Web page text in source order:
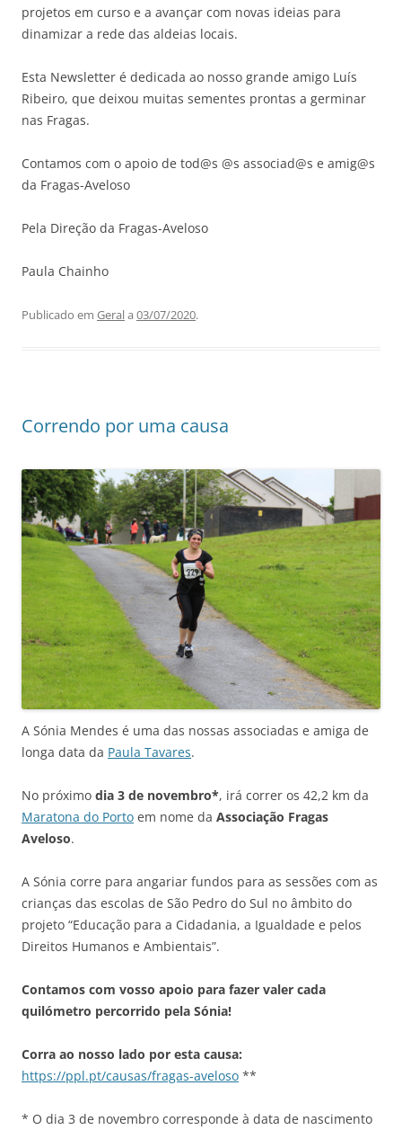
projetos em curso e a avançar com novas ideias para
dinamizar a rede das aldeias locais.
Esta Newsletter é dedicada ao nosso grande amigo Luís
Ribeiro, que deixou muitas sementes prontas a germinar
nas Fragas.
Contamos com o apoio de tod@s @s associad@s e amig@s
da Fragas-Aveloso
Pela Direção da Fragas-Aveloso
Paula Chainho
Publicado em Gerala 03/07/2020.
Correndo por uma causa
A Sónia Mendes é uma das nossas associadas e amiga de
longa data da Paula Tavares.
No próximo dia 3 de novembro*, irá correr os 42,2 km da
Maratona do Porto em nome da Associação Fragas
Aveloso.
A Sónia corre para angariar fundos para as sessões com as
crianças das escolas de São Pedro do Sul no âmbito do
projeto “Educação para a Cidadania, a Igualdade e pelos
Direitos Humanos e Ambientais”.
Contamos com vosso apoio para fazer valer cada
quilómetro percorrido pela Sónia!
Corra ao nosso lado por esta causa:
https://ppl.pt/causas/fragas-aveloso **
* O dia 3 de novembro corresponde à data de nascimento